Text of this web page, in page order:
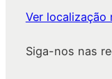
Ver localização
Siga-nos nas